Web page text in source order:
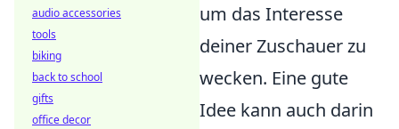
um das Interesse
deiner Zuschauer zu
wecken. Eine gute
Idee kann auch darin
audio accessories
tools
biking
back to school
gifts
office decor